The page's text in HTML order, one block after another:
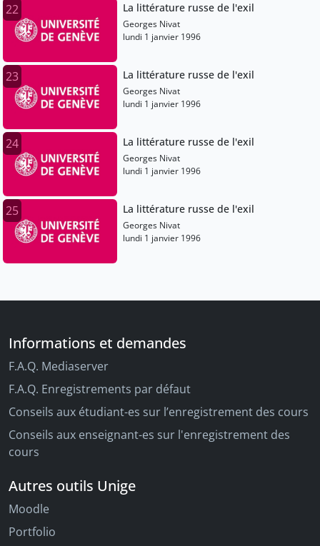
22 La littérature russe de l'exil
Georges Nivat
lundi 1 janvier 1996
23 La littérature russe de l'exil
Georges Nivat
lundi 1 janvier 1996
24 La littérature russe de l'exil
Georges Nivat
lundi 1 janvier 1996
25 La littérature russe de l'exil
Georges Nivat
lundi 1 janvier 1996
Informations et demandes
F.A.Q. Mediaserver
F.A.Q. Enregistrements par défaut
Conseils aux étudiant-es sur l’enregistrement des cours
Conseils aux enseignant-es sur l'enregistrement des
cours
Autres outils Unige
Moodle
Portfolio